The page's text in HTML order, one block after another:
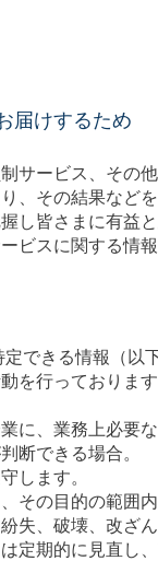
届けするため
サービス、その
、その結果など
し皆さまに有益
ビスに関する情
できる情報（以
を行っております
、業務上必要な
できる場合。
します。
の目的の範囲
、破壊、改ざ
期的に見直し、